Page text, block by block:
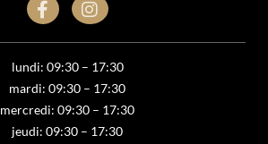
lundi: 09:30 – 17:30
mardi: 09:30 – 17:30
mercredi: 09:30 – 17:30
jeudi: 09:30 – 17:30